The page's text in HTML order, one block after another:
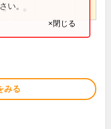
●い。
×閉じる
みる